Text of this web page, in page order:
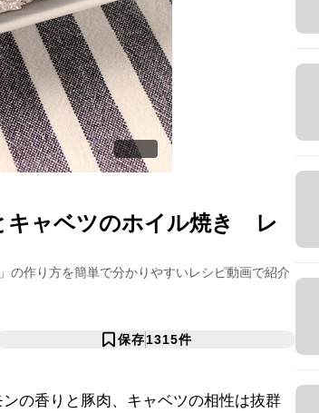
ャベツのホイル焼き
レ
」の作り方を簡単で分かりやすいレシピ動画で紹介
保存1315件
の香りと豚肉、キャベツの相性は抜群